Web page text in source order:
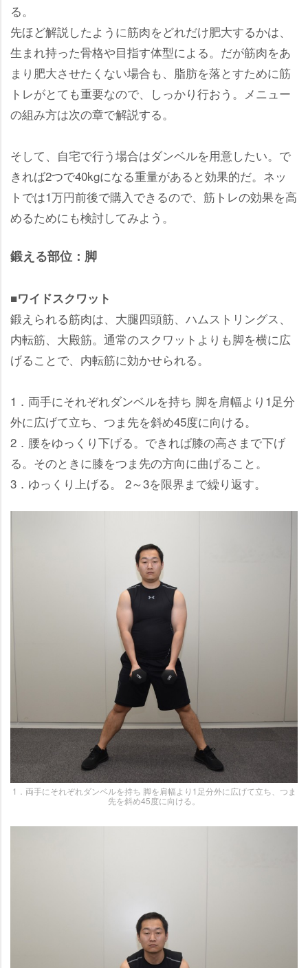
る。
先ほど解説したように筋肉をどれだけ肥大するかは、
生まれ持った骨格や目指す体型による。だが筋肉をあ
まり肥大させたくない場合も、脂肪を落とすために筋
トレがとても重要なので、しっかり行おう。メニュー
の組み方は次の章で解説する。
そして、自宅で行う場合はダンベルを用意したい。で
きれば2つで40kgになる重量があると効果的だ。ネッ
トでは1万円前後で購入できるので、筋トレの効果を高
めるためにも検討してみよう。
鍛える部位：脚
■ワイドスクワット
鍛えられる筋肉は、大腿四頭筋、ハムストリングス、
内転筋、大殿筋。通常のスクワットよりも脚を横に広
げることで、内転筋に効かせられる。
1．両手にそれぞれダンベルを持ち 脚を肩幅より1足分
外に広げて立ち、つま先を斜め45度に向ける。
2．腰をゆっくり下げる。できれば膝の高さまで下げ
る。そのときに膝をつま先の方向に曲げること。
3．ゆっくり上げる。 2～3を限界まで繰り返す。
1．両手にそれぞれダンベルを持ち 脚を肩幅より1足分外に広げて立ち、つま
先を斜め45度に向ける。